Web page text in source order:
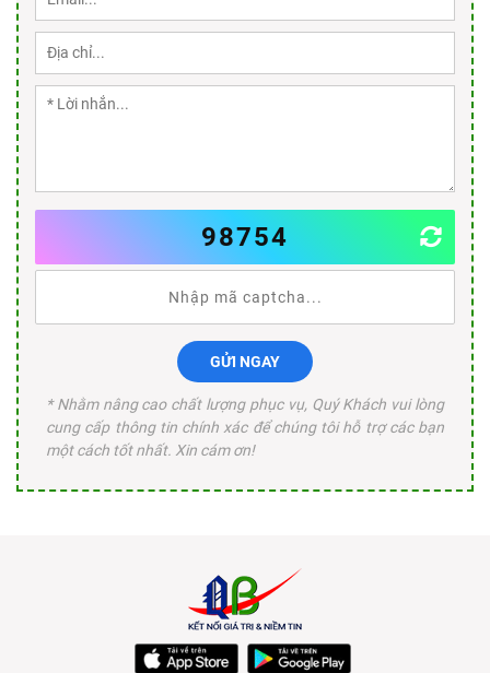
98754
GỬI NGAY
* Nhằm nâng cao chất lượng phục vụ, Quý Khách vui lòng
cung cấp thông tin chính xác để chúng tôi hỗ trợ các bạn
một cách tốt nhất. Xin cám ơn!